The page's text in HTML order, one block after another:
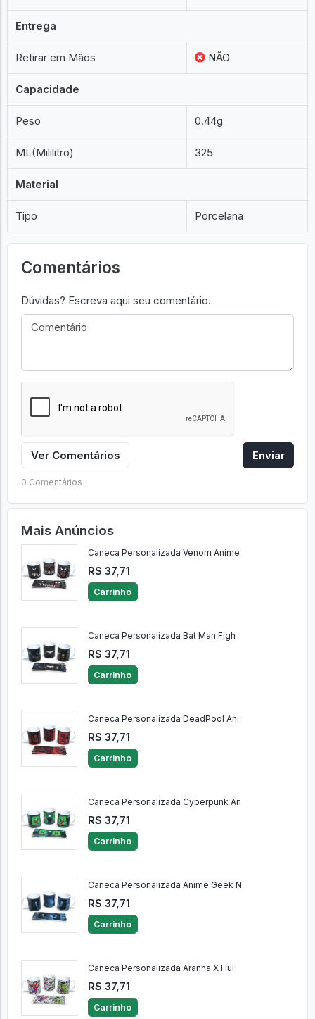
Entrega
Retirar em Mãos NÃO
Capacidade
Peso 0.44g
ML(Mililitro) 325
Material
Tipo Porcelana
Comentários
Dúvidas? Escreva aqui seu comentário.
Ver Comentários Enviar
0 Comentários
Mais Anúncios
Caneca Personalizada Venom Anime
R$ 37,71
Carrinho
Caneca Personalizada Bat Man Figh
R$ 37,71
Carrinho
Caneca Personalizada DeadPool Ani
R$ 37,71
Carrinho
Caneca Personalizada Cyberpunk An
R$ 37,71
Carrinho
Caneca Personalizada Anime Geek N
R$ 37,71
Carrinho
Caneca Personalizada Aranha X Hul
R$ 37,71
Carrinho